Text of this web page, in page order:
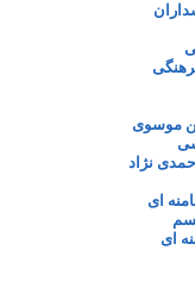
موسوی
نژاد
ای
ای